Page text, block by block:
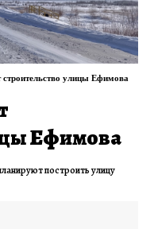
строительство улицы Ефимова
Ефимова
построить улицу